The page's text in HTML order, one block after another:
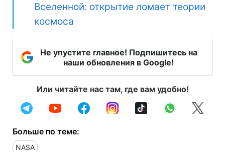
Вселенной: открытие ломает теории
космоса
Не упустите главное! Подпишитесь на
наши обновления в Google!
Или читайте нас там, где вам удобно!
Больше по теме:
NASA